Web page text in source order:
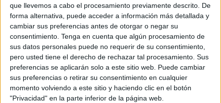
que llevemos a cabo el procesamiento previamente descrito. De
forma alternativa, puede acceder a información más detallada y
cambiar sus preferencias antes de otorgar o negar su
consentimiento. Tenga en cuenta que algún procesamiento de
sus datos personales puede no requerir de su consentimiento,
pero usted tiene el derecho de rechazar tal procesamiento. Sus
preferencias se aplicarán solo a este sitio web. Puede cambiar
sus preferencias o retirar su consentimiento en cualquier
momento volviendo a este sitio y haciendo clic en el botón
"Privacidad" en la parte inferior de la página web.
Los centros educativos deben
preservarse para el desarrollo de su
función esencial
HACE 5 HORAS
Cuando las palabras dejan de describir la
realidad
HACE 5 HORAS